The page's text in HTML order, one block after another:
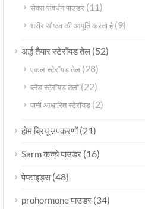
सेक्स संवर्धन पाउडर (11)
शरीर सौष्ठव की आपूर्ति करता है(9)
अर्द्ध तैयार स्टेरॉयड तेल (52)
एकल स्टेरॉयड तेल (28)
ब्लेंड स्टेरॉयड तेलों (22)
पानी आधारित स्टेरॉयड (2)
होम ब्रियू उपकरणों(21)
Sarm कच्चे पाउडर (16)
पेप्टाइड्स (48)
prohormone पाउडर (34)